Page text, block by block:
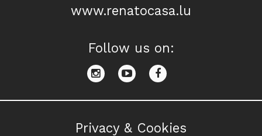
www.renatocasa.lu
Follow us on:
Privacy & Cookies